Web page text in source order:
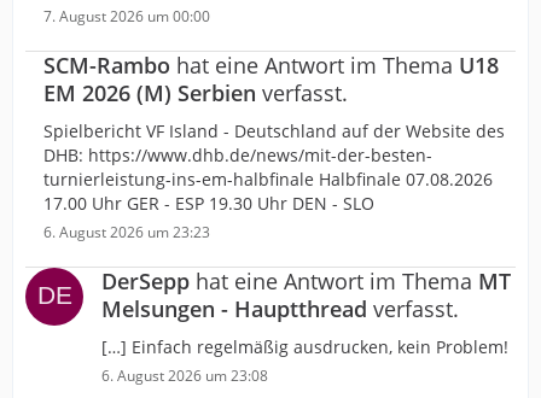
7. August 2026 um 00:00
SCM-Rambo hat eine Antwort im Thema U18
EM 2026 (M) Serbien verfasst.
Spielbericht VF Island - Deutschland auf der Website des
DHB: https://www.dhb.de/news/mit-der-besten-
turnierleistung-ins-em-halbfinale Halbfinale 07.08.2026
17.00 Uhr GER - ESP 19.30 Uhr DEN - SLO
6. August 2026 um 23:23
DerSepp hat eine Antwort im Thema MT
Melsungen - Hauptthread verfasst.
[…] Einfach regelmäßig ausdrucken, kein Problem!
6. August 2026 um 23:08